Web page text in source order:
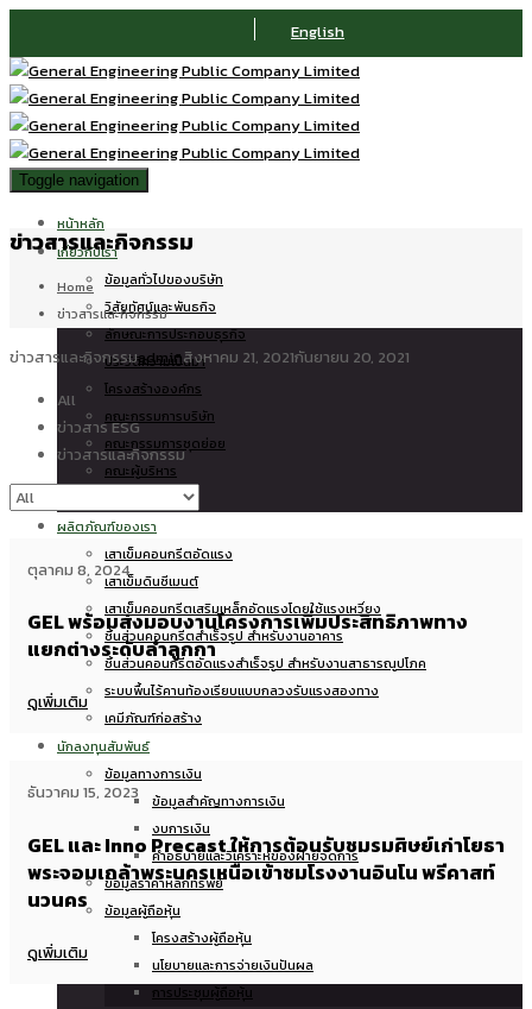
English
Toggle navigation
หน้าหลัก
เกี่ยวกับเรา
ข้อมูลทั่วไปของบริษัท
วิสัยทัศน์และพันธกิจ
ลักษณะการประกอบธุรกิจ
ประวัติความเป็นมา
โครงสร้างองค์กร
คณะกรรมการบริษัท
คณะกรรมการชุดย่อย
คณะผู้บริหาร
ผลิตภัณฑ์ของเรา
เสาเข็มคอนกรีตอัดแรง
เสาเข็มดินซีเมนต์
เสาเข็มคอนกรีตเสริมเหล็กอัดแรงโดยใช้แรงเหวี่ยง
ชิ้นส่วนคอนกรีตสำเร็จรูป สำหรับงานอาคาร
ชิ้นส่วนคอนกรีตอัดแรงสำเร็จรูป สำหรับงานสาธารณูปโภค
ระบบพื้นไร้คานท้องเรียบแบบกลวงรับแรงสองทาง
เคมีภัณฑ์ก่อสร้าง
นักลงทุนสัมพันธ์
ข้อมูลทางการเงิน
ข้อมูลสำคัญทางการเงิน
งบการเงิน
คำอธิบายและวิเคราะห์ของฝ่ายจัดการ
ข้อมูลราคาหลักทรัพย์
ข้อมูลผู้ถือหุ้น
โครงสร้างผู้ถือหุ้น
นโยบายและการจ่ายเงินปันผล
การประชุมผู้ถือหุ้น
ข่าวสารและกิจกรรม
Home
ข่าวสารและกิจกรรม
ข่าวสารและกิจกรรมadminสิงหาคม 21, 2021กันยายน 20, 2021
All
ข่าวสาร ESG
ข่าวสารและกิจกรรม
ตุลาคม 8, 2024
GEL พร้อมส่งมอบงานโครงการเพิ่มประสิทธิภาพทาง
แยกต่างระดับลำลูกกา
ดูเพิ่มเติม
ธันวาคม 15, 2023
GEL และ Inno Precast ให้การต้อนรับชมรมศิษย์เก่าโยธา
พระจอมเกล้าพระนครเหนือเข้าชมโรงงานอินโน พรีคาสท์
นวนคร
ดูเพิ่มเติม